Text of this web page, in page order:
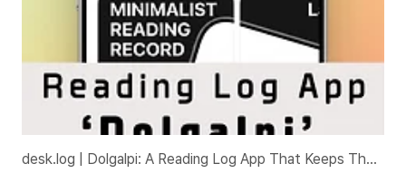
desk.log | Dolgalpi: A Reading Log App That Keeps Things Simple